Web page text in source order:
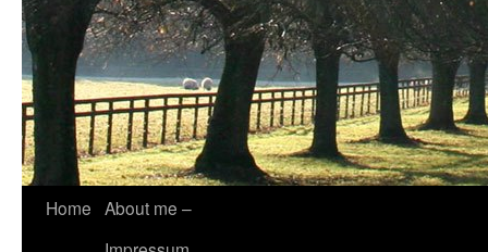
Skip
Home About me –